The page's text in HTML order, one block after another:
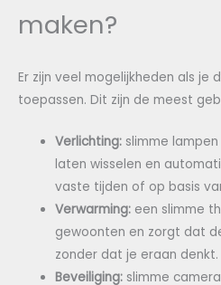
maken?
Er zijn veel mogelijkheden als je
toepassen. Dit zijn de meest
Verlichting: slimme
laten wisselen en
vaste tijden of op basis
Verwarming: een slimme
gewoonten en zorgt dat
zonder dat je eraan denkt.
Beveiliging: slimme